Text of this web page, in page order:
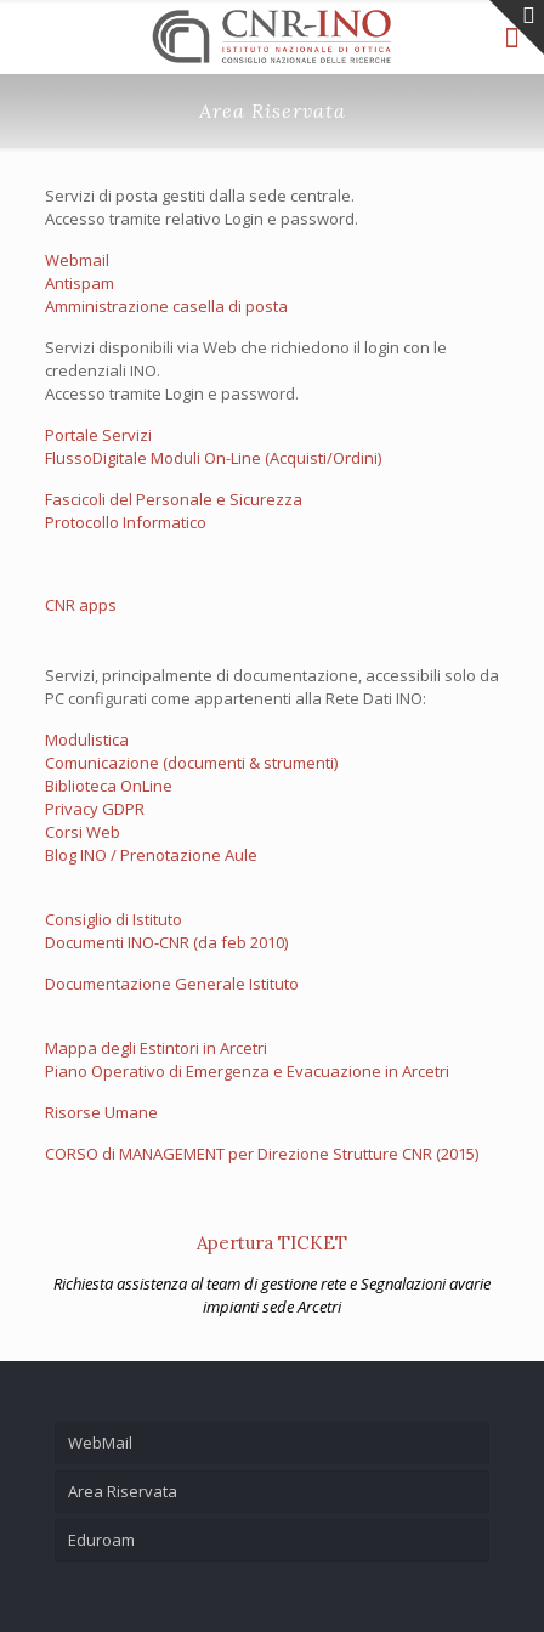
Area Riservata
Servizi di posta gestiti dalla sede centrale.
Accesso tramite relativo Login e password.
Webmail
Antispam
Amministrazione casella di posta
Servizi disponibili via Web che richiedono il login con le
credenziali INO.
Accesso tramite Login e password.
Portale Servizi
FlussoDigitale Moduli On-Line (Acquisti/Ordini)
Fascicoli del Personale e Sicurezza
Protocollo Informatico
CNR apps
Servizi, principalmente di documentazione, accessibili solo da
PC configurati come appartenenti alla Rete Dati INO:
Modulistica
Comunicazione (documenti & strumenti)
Biblioteca OnLine
Privacy GDPR
Corsi Web
Blog INO / Prenotazione Aule
Consiglio di Istituto
Documenti INO-CNR (da feb 2010)
Documentazione Generale Istituto
Mappa degli Estintori in Arcetri
Piano Operativo di Emergenza e Evacuazione in Arcetri
Risorse Umane
CORSO di MANAGEMENT per Direzione Strutture CNR (2015)
Apertura TICKET
Richiesta assistenza al team di gestione rete e Segnalazioni avarie
impianti sede Arcetri
WebMail
Area Riservata
Eduroam